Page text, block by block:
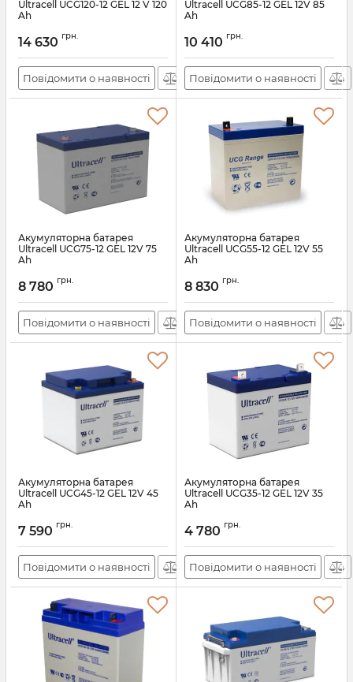
Ultracell UCG120-12 GEL 12 V 120
Ah
14 630 грн.
Повідомити о наявності
Ultracell UCG85-12 GEL 12V 85
Ah
10 410 грн.
Повідомити о наявності
Акумуляторна батарея
Ultracell UCG75-12 GEL 12V 75
Ah
8 780 грн.
Повідомити о наявності
Акумуляторна батарея
Ultracell UCG55-12 GEL 12V 55
Ah
8 830 грн.
Повідомити о наявності
Акумуляторна батарея
Ultracell UCG45-12 GEL 12V 45
Ah
7 590 грн.
Повідомити о наявності
Акумуляторна батарея
Ultracell UCG35-12 GEL 12V 35
Ah
4 780 грн.
Повідомити о наявності